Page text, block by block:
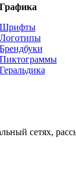
Графика
Шрифты
Логотипы
Брендбуки
Пиктограммы
Геральдика
сетях,